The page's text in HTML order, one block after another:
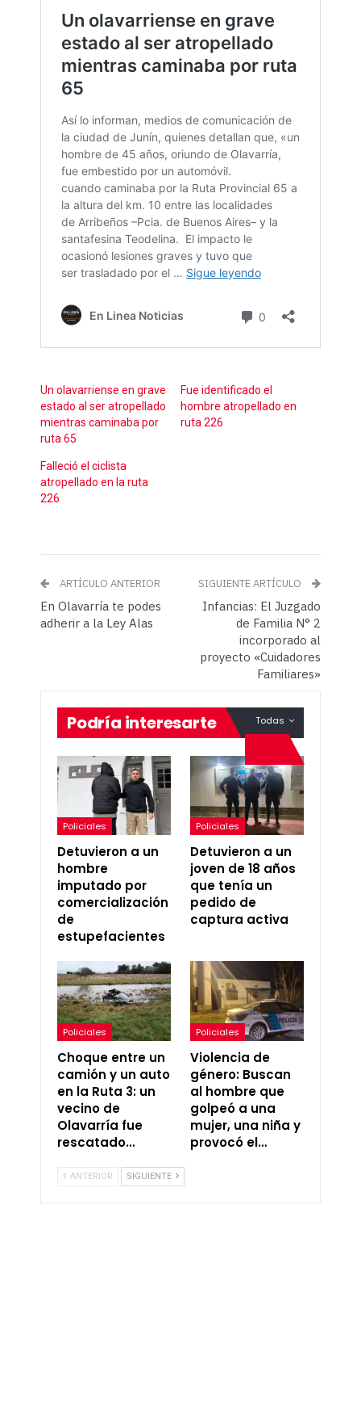
Un olavarriense en grave
estado al ser atropellado
mientras caminaba por
ruta 65
Fue identificado el
hombre atropellado en
ruta 226
Falleció el ciclista
atropellado en la ruta
226
ARTÍCULO ANTERIOR
En Olavarría te podes
adherir a la Ley Alas
SIGUIENTE ARTÍCULO
Infancias: El Juzgado
de Familia N° 2
incorporado al
proyecto «Cuidadores
Familiares»
Todas
Podría interesarte
Policiales
Detuvieron a un
hombre
imputado por
comercialización
de
estupefacientes
Policiales
Detuvieron a un
joven de 18 años
que tenía un
pedido de
captura activa
Policiales
Choque entre un
camión y un auto
en la Ruta 3: un
vecino de
Olavarría fue
rescatado…
Policiales
Violencia de
género: Buscan
al hombre que
golpeó a una
mujer, una niña y
provocó el…
ANTERIOR SIGUIENTE